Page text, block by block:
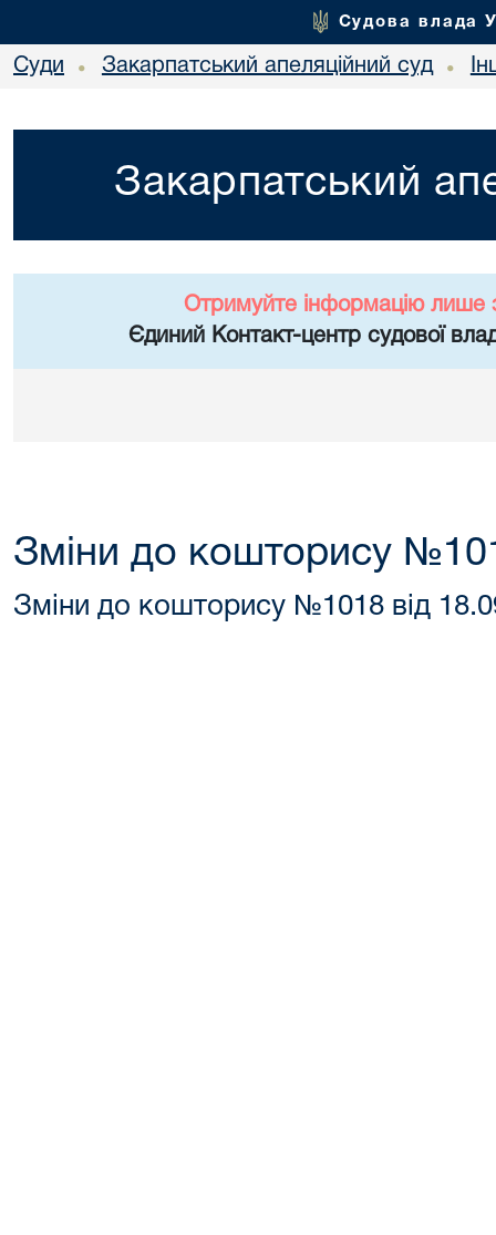
Судова влада
Суди • Закарпатський апеляційний суд •
Закарпатський
Отримуйте інформацію лише
Єдиний Контакт-центр судової
Зміни до кошторису
Зміни до кошторису №1018 від